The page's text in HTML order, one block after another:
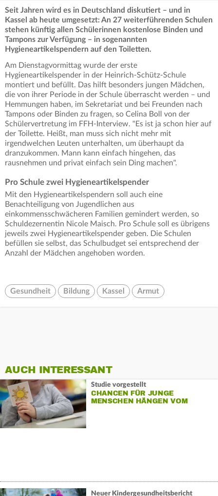
Seit Jahren wird es in Deutschland diskutiert – und in
Kassel ab heute umgesetzt: An 27 weiterführenden Schulen
stehen künftig allen Schülerinnen kostenlose Binden und
Tampons zur Verfügung – in sogenannten
Hygieneartikelspendern auf den Toiletten.
Am Dienstagvormittag wurde der erste
Hygieneartikelspender in der Heinrich-Schütz-Schule
montiert und befüllt. Das hilft besonders jungen Mädchen,
die von ihrer Periode in der Schule überrascht werden – und
Hemmungen haben, im Sekretariat und bei Freunden nach
Tampons oder Binden zu fragen, so Celina Boll von der
Schülervertretung im FFH-Interview. "Es ist ja schon hier auf
der Toilette. Heißt, man muss sich nicht mehr mit
irgendwelchen Leuten unterhalten, um überhaupt da
dranzukommen. Mann kann einfach hingehen, das
rausnehmen und privat einfach sein Ding machen".
Pro Schule zwei Hygieneartikelspender
Mit den Hygieneartikelspendern soll auch eine
Benachteiligung von Jugendlichen aus
einkommensschwächeren Familien gemindert werden, so
Schuldezernentin Nicole Maisch. Pro Schule soll es übrigens
jeweils zwei Hygieneartikelspender geben. Die Schulen
befüllen sie selbst, das Schulbudget sei entsprechend der
Anzahl der Mädchen angehoben worden.
Gesundheit Bildung Kassel Armut
AUCH INTERESSANT
Studie vorgestellt
CHANCEN FÜR JUNGE
MENSCHEN HÄNGEN VOM
Neuer Kindergesundheitsbericht